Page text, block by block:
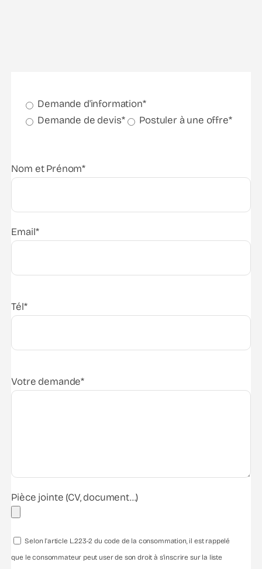
Demande d'information*
Demande de devis*
Postuler à une offre*
Nom et Prénom*
Email*
Tél*
Votre demande*
Pièce jointe (CV, document...)
Selon l'article L.223-2 du code de la consommation, il est rappelé
que le consommateur peut user de son droit à s'inscrire sur la liste